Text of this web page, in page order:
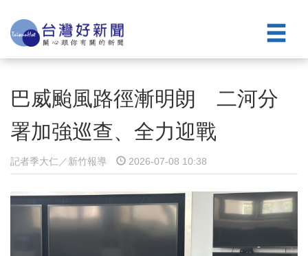
巴威颱風路徑漸明朗 二河分
署加強巡查、全力迎戰
記者季大仁／新竹報導 2026-07-08 10:38